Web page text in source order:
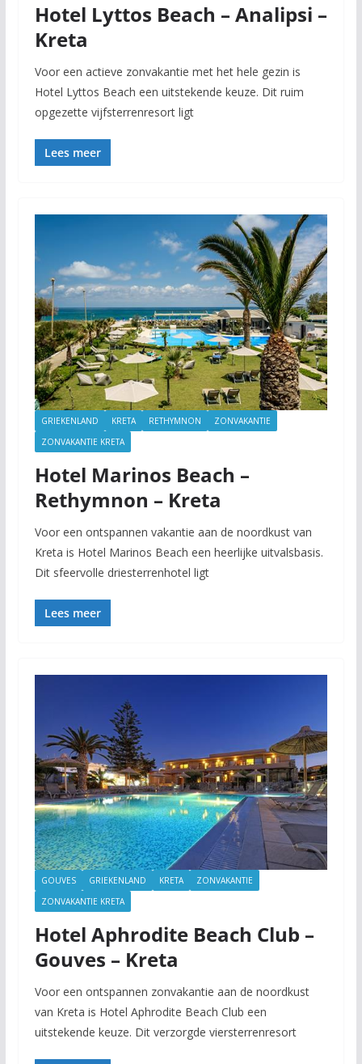
Hotel Lyttos Beach – Analipsi –
Kreta
Voor een actieve zonvakantie met het hele gezin is
Hotel Lyttos Beach een uitstekende keuze. Dit ruim
opgezette vijfsterrenresort ligt
Lees meer
GRIEKENLAND KRETA RETHYMNON
ZONVAKANTIE
ZONVAKANTIE KRETA
Hotel Marinos Beach –
Rethymnon – Kreta
Voor een ontspannen vakantie aan de noordkust van
Kreta is Hotel Marinos Beach een heerlijke uitvalsbasis.
Dit sfeervolle driesterrenhotel ligt
Lees meer
GOUVES GRIEKENLAND KRETA
ZONVAKANTIE
ZONVAKANTIE KRETA
Hotel Aphrodite Beach Club –
Gouves – Kreta
Voor een ontspannen zonvakantie aan de noordkust
van Kreta is Hotel Aphrodite Beach Club een
uitstekende keuze. Dit verzorgde viersterrenresort